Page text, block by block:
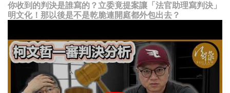
你收到的判決是誰寫的？立委竟提案讓「法官助理寫判決」
明文化！那以後是不是乾脆連開庭都外包出去？